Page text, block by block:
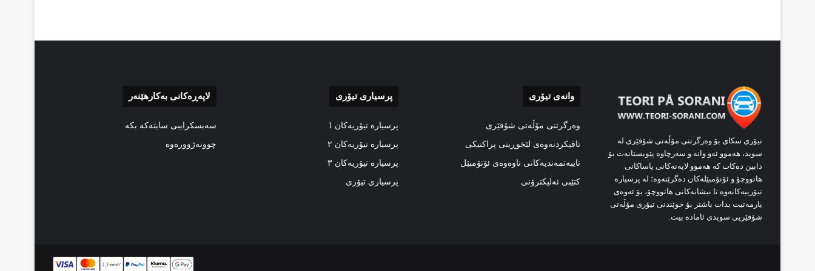
تیۆری سکای بۆ وەرگرتنی مۆڵەتی شۆفێری لە
سوید، هەموو ئەو وانە و سەرچاوە پێویستانەت بۆ
دابین دەکات کە هەموو لایەنەکانی یاساکانی
هاتووچۆ و ئۆتۆمبێلەکان دەگرێتەوە؛ لە پرسیارە
تیۆرییەکانەوە تا نیشانەکانی هاتووچۆ، بۆ ئەوەی
یارمەتیت بدات باشتر بۆ خوێندنی تیۆری مۆڵەتی
شۆفێریی سویدی ئامادە بیت.
وانەی تیۆری
وەرگرتنی مۆڵەتی شۆفێری
تاقیکردنەوەی لێخوڕینی پراکتیکی
تایبەتمەندیەکانی ناوەوەی ئۆتۆمبێل
کتێبی ئەلیکترۆنی
پرسیاری تیۆری
پرسیارە تیۆریەکان 1
پرسیارە تیۆریەکان ٢
پرسیارە تیۆریەکان ٣
پرسیاری تیۆری
لاپەڕەکانی بەکارهێنەر
سەبسکرایبی سایتەکە بکە
چوونەژوورەوە